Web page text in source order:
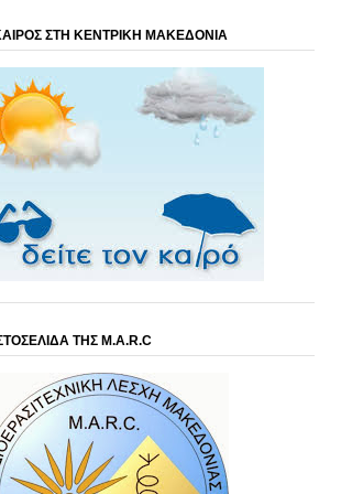
ΣΤΗ ΚΕΝΤΡΙΚΗ ΜΑΚΕΔΟΝΙΑ
ΤΗΣ M.A.R.C